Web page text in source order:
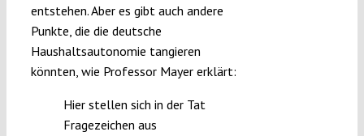
entstehen. Aber es gibt auch andere
Punkte, die die deutsche
Haushaltsautonomie tangieren
könnten, wie Professor Mayer erklärt:
Hier stellen sich in der Tat
Fragezeichen aus